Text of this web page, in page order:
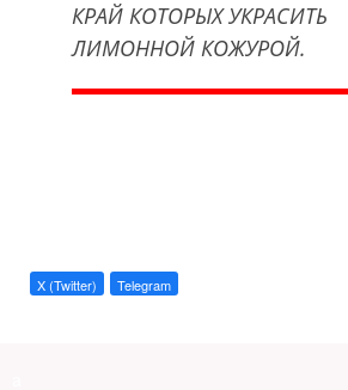
КРАЙ КОТОРЫХ УКРАСИТЬ
ЛИМОННОЙ КОЖУРОЙ.
X (Twitter) Telegram